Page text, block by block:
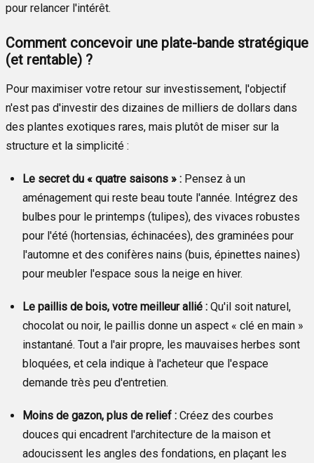
pour relancer l'intérêt.
Comment concevoir une plate-bande stratégique
(et rentable) ?
Pour maximiser votre retour sur investissement, l'objectif
n'est pas d'investir des dizaines de milliers de dollars dans
des plantes exotiques rares, mais plutôt de miser sur la
structure et la simplicité :
Le secret du « quatre saisons » : Pensez à un
aménagement qui reste beau toute l'année. Intégrez des
bulbes pour le printemps (tulipes), des vivaces robustes
pour l'été (hortensias, échinacées), des graminées pour
l'automne et des conifères nains (buis, épinettes naines)
pour meubler l'espace sous la neige en hiver.
Le paillis de bois, votre meilleur allié : Qu'il soit naturel,
chocolat ou noir, le paillis donne un aspect « clé en main »
instantané. Tout a l'air propre, les mauvaises herbes sont
bloquées, et cela indique à l'acheteur que l'espace
demande très peu d'entretien.
Moins de gazon, plus de relief : Créez des courbes
douces qui encadrent l'architecture de la maison et
adoucissent les angles des fondations, en plaçant les